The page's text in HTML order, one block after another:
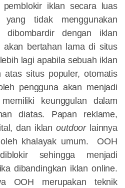
pemblokir iklan secara luas
tidak menggunakan
dengan iklan
akan bertahan lama di situs
lagi apabila sebuah iklan
situs populer, otomatis
pengguna akan menjadi
keunggulan dalam
diatas. Papan reklame,
dan iklanoutdoorlainnya
khalayak umum. OOH
sehingga menjadi
dibandingkan iklan online.
OOH merupakan teknik